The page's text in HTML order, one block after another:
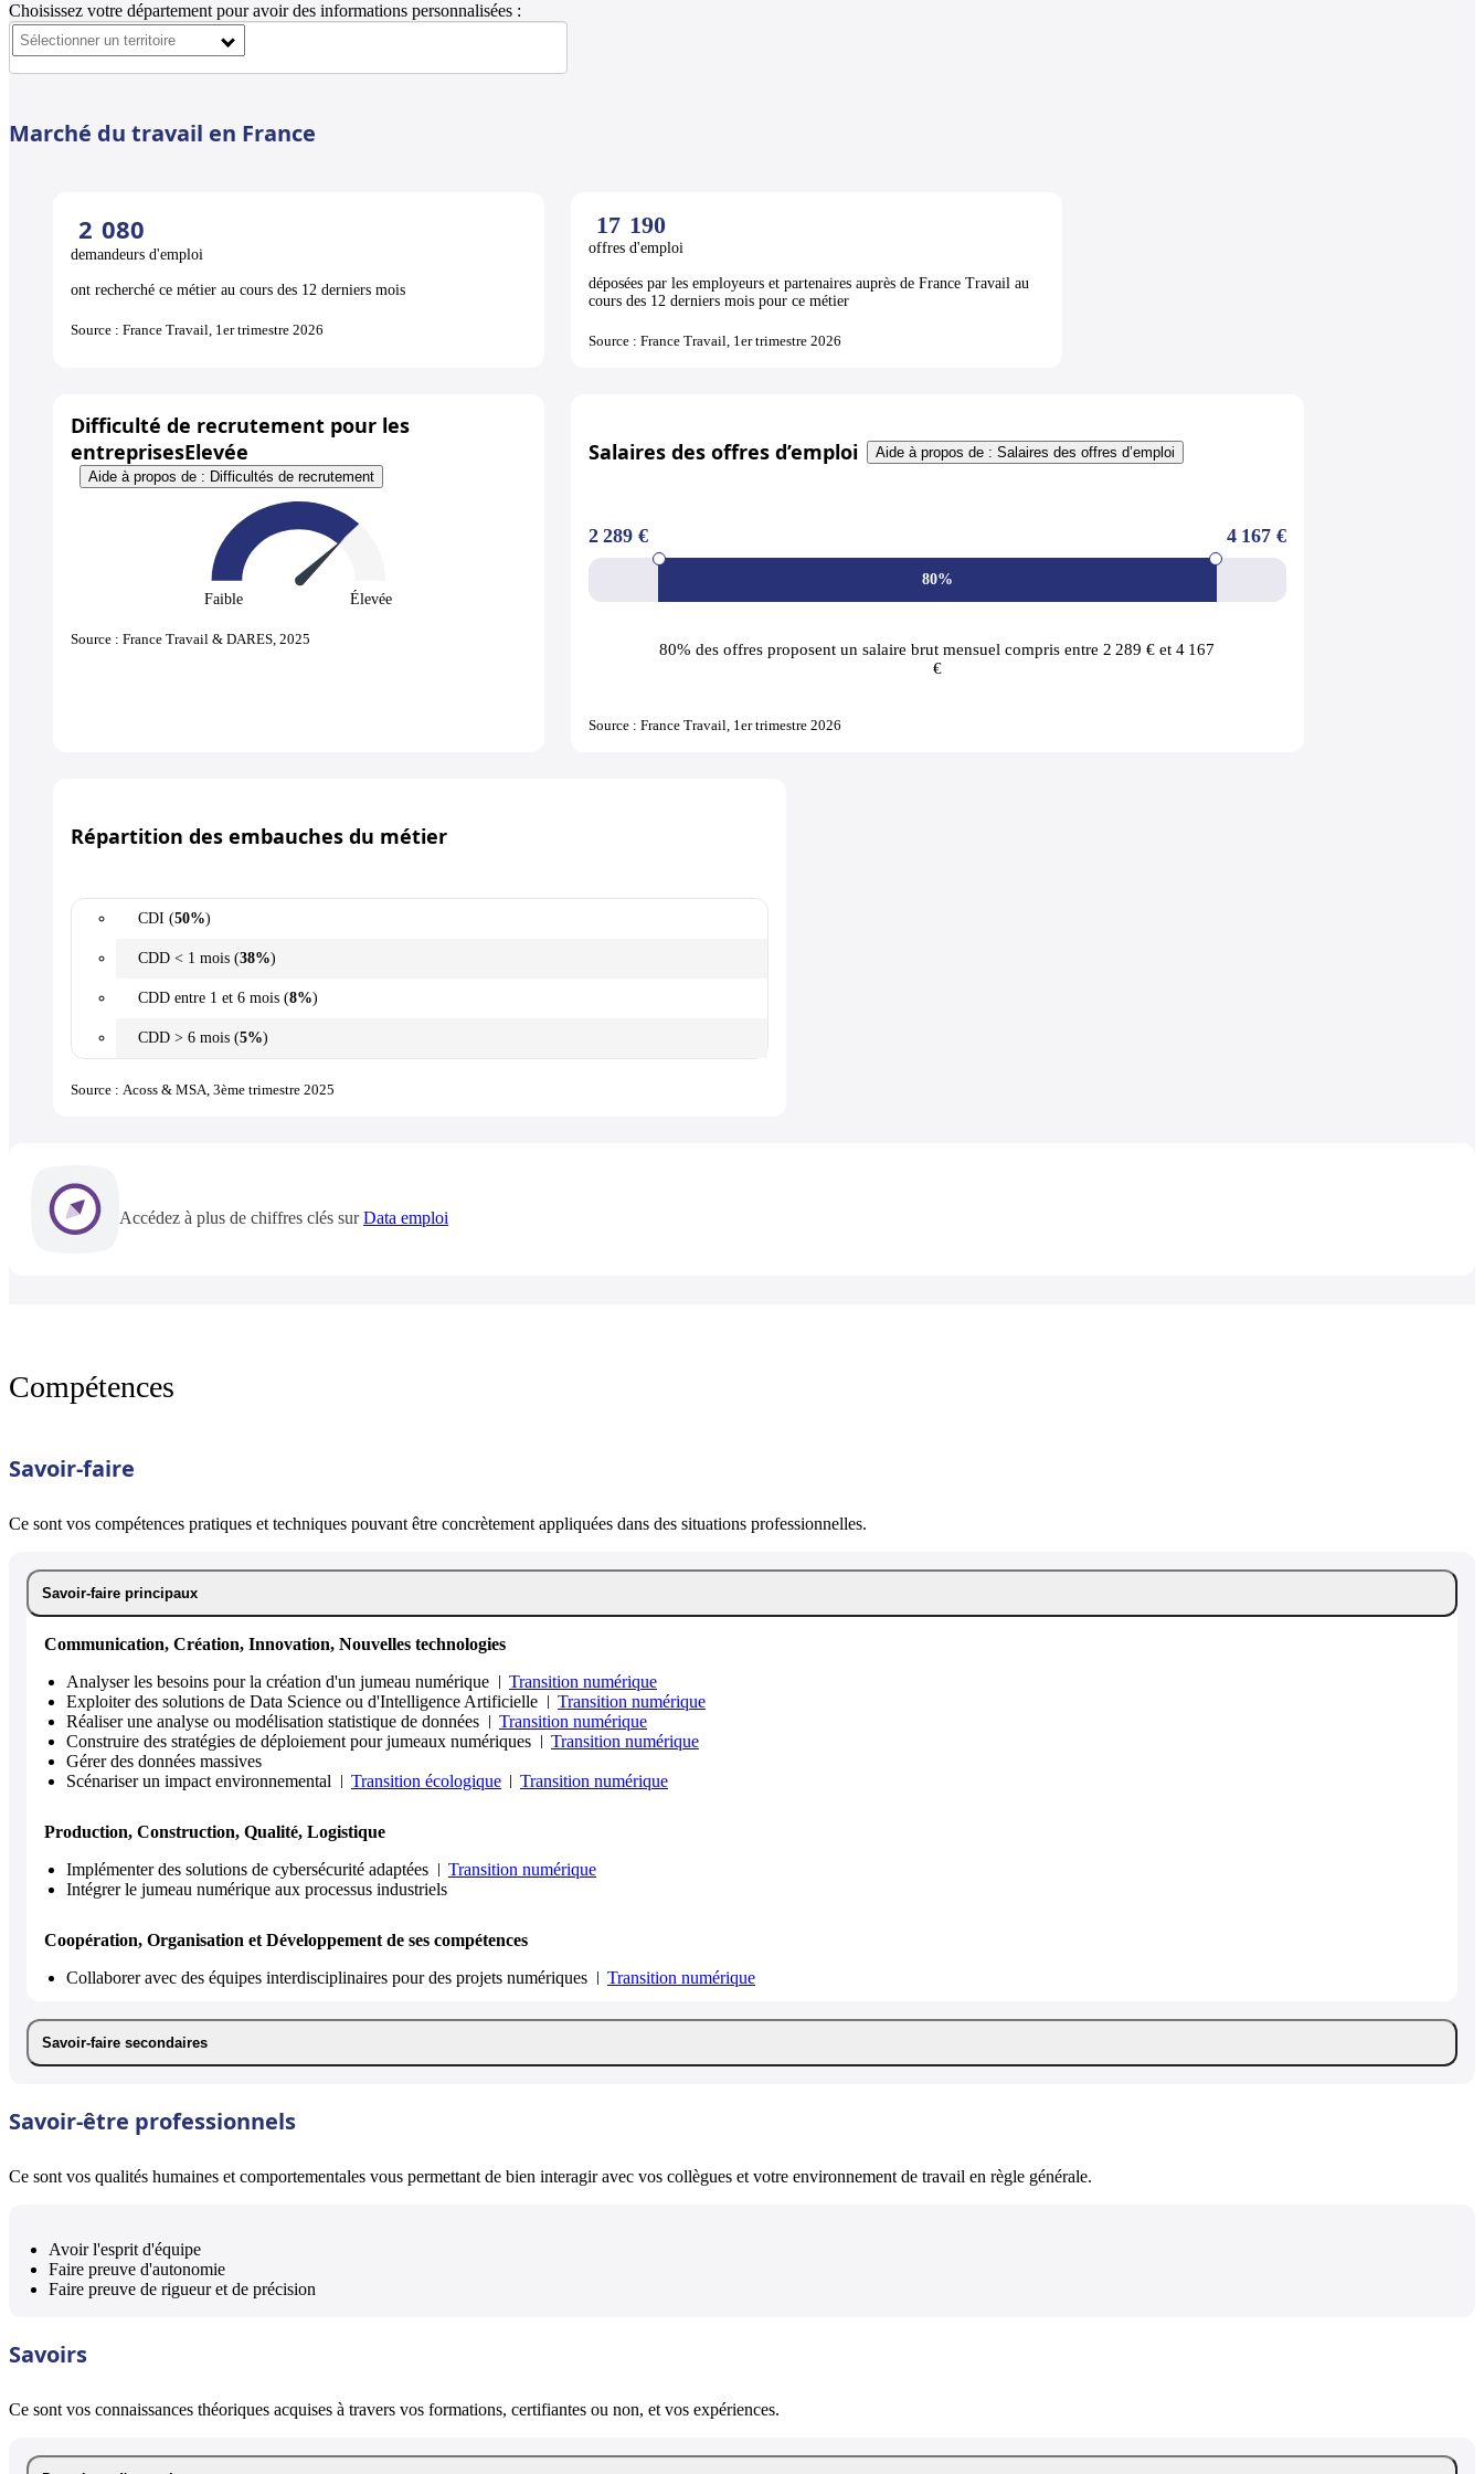
Choisissez votre département pour avoir des informations personnalisées :
Marché du travail en France
2 080
demandeurs d'emploi
ont recherché ce métier au cours des 12 derniers mois
Source : France Travail, 1er trimestre 2026
17 190
offres d'emploi
déposées par les employeurs et partenaires auprès de France Travail au
cours des 12 derniers mois pour ce métier
Source : France Travail, 1er trimestre 2026
Difficulté de recrutement pour les
entreprisesElevée
Aide à propos de : Difficultés de recrutement
Faible Élevée
Source : France Travail & DARES, 2025
Salaires des offres d’emploi Aide à propos de : Salaires des offres d’emploi
80%
2 289 € 4 167 €
80% des offres proposent un salaire brut mensuel compris entre 2 289 € et 4 167
€
Source : France Travail, 1er trimestre 2026
Répartition des embauches du métier
CDI (50%)
CDD < 1 mois (38%)
CDD entre 1 et 6 mois (8%)
CDD > 6 mois (5%)
Source : Acoss & MSA, 3ème trimestre 2025
Accédez à plus de chiffres clés surData emploi
Compétences
Savoir-faire
Ce sont vos compétences pratiques et techniques pouvant être concrètement appliquées dans des situations professionnelles.
Savoir-faire principaux
Communication, Création, Innovation, Nouvelles technologies
Analyser les besoins pour la création d'un jumeau numérique
Transition numérique
Exploiter des solutions de Data Science ou d'Intelligence Artificielle
Transition numérique
Réaliser une analyse ou modélisation statistique de données
Transition numérique
Construire des stratégies de déploiement pour jumeaux numériques
Transition numérique
Gérer des données massives
Scénariser un impact environnemental
Transition écologique Transition numérique
Production, Construction, Qualité, Logistique
Implémenter des solutions de cybersécurité adaptées
Transition numérique
Intégrer le jumeau numérique aux processus industriels
Coopération, Organisation et Développement de ses compétences
Collaborer avec des équipes interdisciplinaires pour des projets numériques
Transition numérique
Savoir-faire secondaires
Savoir-être professionnels
Ce sont vos qualités humaines et comportementales vous permettant de bien interagir avec vos collègues et votre environnement de travail en règle générale.
Avoir l'esprit d'équipe
Faire preuve d'autonomie
Faire preuve de rigueur et de précision
Savoirs
Ce sont vos connaissances théoriques acquises à travers vos formations, certifiantes ou non, et vos expériences.